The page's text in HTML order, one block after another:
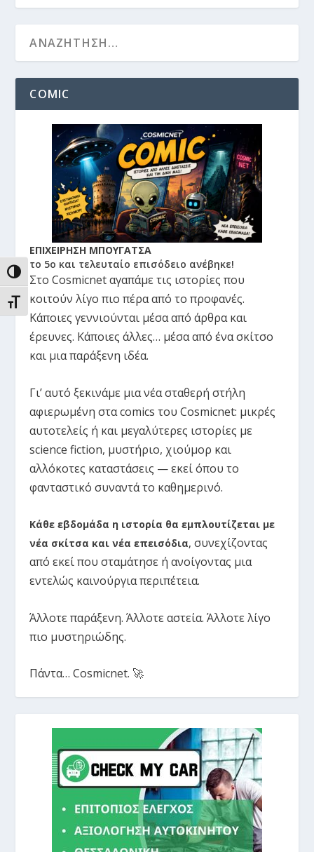
ΕΝΑΛΛΑΓΉ ΥΨΗΛΉΣ ΑΝΤΊΘΕΣΗΣ
ΕΝΑΛΛΑΓΉ ΜΕΓΈΘΟΥΣ ΓΡΑΜΜΆΤΩΝ
COMIC
ΕΠΙΧΕΙΡΗΣΗ ΜΠΟΥΓΑΤΣΑ
το 5ο και τελευταίο επισόδειο ανέβηκε!
Στο Cosmicnet αγαπάμε τις ιστορίες που
κοιτούν λίγο πιο πέρα από το προφανές.
Κάποιες γεννιούνται μέσα από άρθρα και
έρευνες. Κάποιες άλλες… μέσα από ένα σκίτσο
και μια παράξενη ιδέα.
Γι’ αυτό ξεκινάμε μια νέα σταθερή στήλη
αφιερωμένη στα comics του Cosmicnet: μικρές
αυτοτελείς ή και μεγαλύτερες ιστορίες με
science fiction, μυστήριο, χιούμορ και
αλλόκοτες καταστάσεις — εκεί όπου το
φανταστικό συναντά το καθημερινό.
Κάθε εβδομάδα η ιστορία θα εμπλουτίζεται με
νέα σκίτσα και νέα επεισόδια, συνεχίζοντας
από εκεί που σταμάτησε ή ανοίγοντας μια
εντελώς καινούργια περιπέτεια.
Άλλοτε παράξενη. Άλλοτε αστεία. Άλλοτε λίγο
πιο μυστηριώδης.
Πάντα… Cosmicnet. 🚀